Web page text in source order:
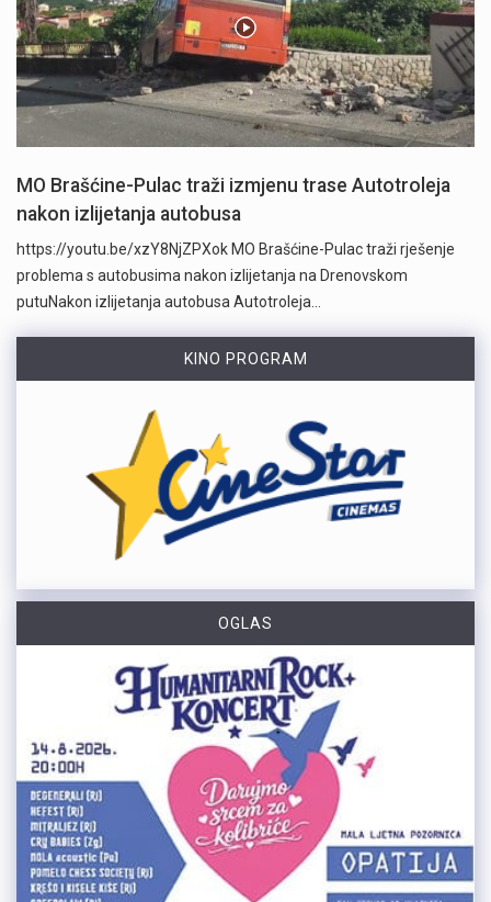
MO Brašćine-Pulac traži izmjenu trase Autotroleja
nakon izlijetanja autobusa
https://youtu.be/xzY8NjZPXok MO Brašćine-Pulac traži rješenje
problema s autobusima nakon izlijetanja na Drenovskom
putuNakon izlijetanja autobusa Autotroleja…
KINO PROGRAM
OGLAS